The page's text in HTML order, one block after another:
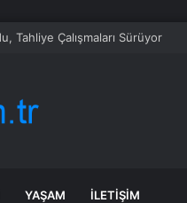
YAŞAM İLETIŞIM